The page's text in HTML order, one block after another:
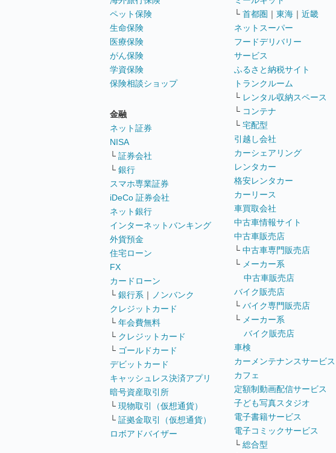
ペット保険
生命保険
医療保険
がん保険
学資保険
保険相談ショップ
金融
ネット証券
NISA
└ 証券会社
└ 銀行
スマホ専業証券
iDeCo 証券会社
ネット銀行
インターネットバンキング
外貨預金
住宅ローン
FX
カードローン
└ 銀行系 ｜
ノンバンク
クレジットカード
└ 年会費無料
└ クレジットカード
└ ゴールドカード
デビットカード
キャッシュレス決済アプリ
暗号資産取引所
└ 現物取引（仮想通貨）
└ 証拠金取引（仮想通貨）
ロボアドバイザー
└ 首都圏 ｜ 東海 ｜ 近畿
ネットスーパー
フードデリバリー
サービス
ふるさと納税サイト
トランクルーム
└ レンタル収納スペース
└ コンテナ
└ 宅配型
引越し会社
カーシェアリング
レンタカー
格安レンタカー
カーリース
車買取会社
中古車情報サイト
中古車販売店
└ 中古車専門販売店
└ メーカー系
中古車販売店
バイク販売店
└ バイク専門販売店
└ メーカー系
バイク販売店
車検
カーメンテナンスサービス
カフェ
定額制動画配信サービス
子ども写真スタジオ
電子書籍サービス
電子コミックサービス
└ 総合型